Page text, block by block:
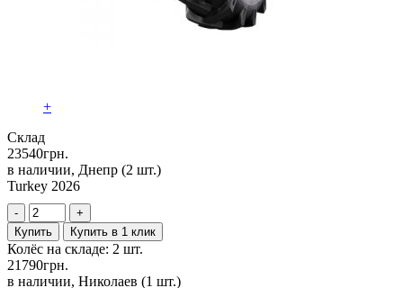
+
Склад
23540грн.
в наличии, Днепр (2 шт.)
Turkey 2026
-
+
Купить
Купить в 1 клик
Колёс на складе: 2 шт.
21790грн.
в наличии, Николаев (1 шт.)